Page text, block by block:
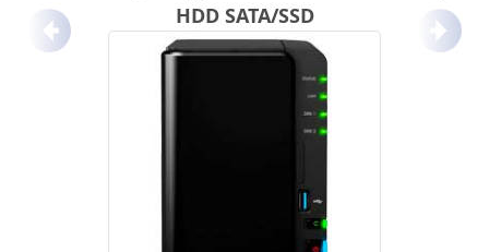
HDD SATA/SSD
Anterior